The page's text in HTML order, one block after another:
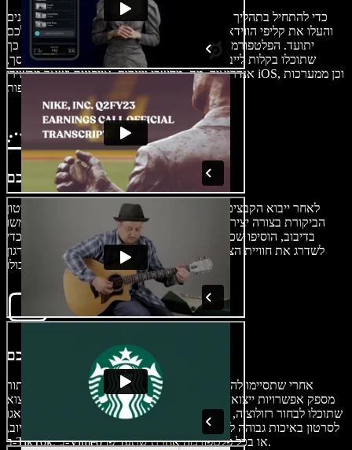
כדי להתחיל בתהליך יצירת סרטון הביקורת, לחצו על תמונות/סרטונים
והעלו את קליפי הווידאו שלכם – כך תבטיחו שכל פרט בהערכה שלכם
יתועד. הפלטפורמה תומכת בדרך כלל במגוון רחב של פורמטים, כך
שתוכלו בקלות לייבא קטעים ממצלמות רשת, תוכנות הקלטת מסך,
אנדרואיד, מק, מחשבי ווינדוס, אייפונים ושאר מכשירי iOS, וכן ממערכות
בנו את סרטון הביקורת שלכם
לאחר ייבוא הקבצים, השתמשו בכלי העריכה כדי להרכיב את סרטון
הביקורת בצורה יצירתית: הוסיפו מעברים בין חלקים שונים, השתמשו
בדיבוב, הוסיפו שכבות טקסט להדגשות, וצרפו הערות מעניינות כדי
לשדרג את חוויית הצפייה. פונקציית הגרירה והשחרור מקלה על ארגון
ייצוא סרטון הביקורת שלכם
אחרי שתסיימו להתאים וללטש את היצירה שלכם, לחצו על כפתור
הייצוא. Speechify Studio מספק אפשרויות ייצוא מותאמות אישית, כך
שתוכלו לבחור רזולוציה, פורמט ומאפיינים נוספים. הסירו סימני מים ודאגו
לסרטון באיכות גבוהה לפני השיתוף ברשתות החברתיות, בערוץ היוטיוב,
ב-TikTok, ב-Vimeo או בכל פלטפורמה אחרת שתעדיפו.